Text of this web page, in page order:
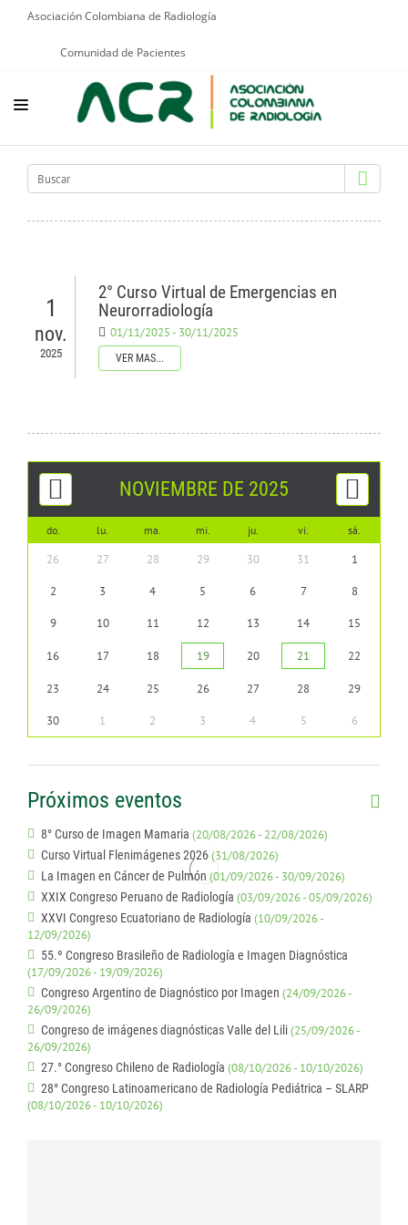
Asociación Colombiana de Radiología
Comunidad de Pacientes
NOSOTROS
PROGRAMAS POR PATOLOGÍAS
JURÍDICO
GRUPOS CIENTÍFICOS
1
nov.
2025
2° Curso Virtual de Emergencias en
Neurorradiología
01/11/2025 - 30/11/2025
VER MAS...
NOVIEMBRE DE 2025
do. lu. ma. mi. ju. vi. sá.
26 27 28 29 30 31 1
2 3 4 5 6 7 8
9 10 11 12 13 14 15
16 17 18 19 20 21 22
23 24 25 26 27 28 29
30 1 2 3 4 5 6
Próximos eventos
8° Curso de Imagen Mamaria (20/08/2026 - 22/08/2026)
Curso Virtual Flenimágenes 2026(31/08/2026)
La Imagen en Cáncer de Pulmón (01/09/2026 - 30/09/2026)
XXIX Congreso Peruano de Radiología (03/09/2026 - 05/09/2026)
XXVI Congreso Ecuatoriano de Radiología (10/09/2026 -
12/09/2026)
55.º Congreso Brasileño de Radiología e Imagen Diagnóstica
(17/09/2026 - 19/09/2026)
Congreso Argentino de Diagnóstico por Imagen (24/09/2026 -
26/09/2026)
Congreso de imágenes diagnósticas Valle del Lili(25/09/2026 -
26/09/2026)
27.° Congreso Chileno de Radiología (08/10/2026 - 10/10/2026)
28° Congreso Latinoamericano de Radiología Pediátrica – SLARP
(08/10/2026 - 10/10/2026)